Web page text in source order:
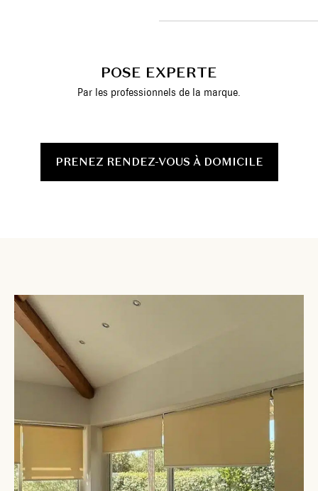
POSE EXPERTE
Par les professionnels de la marque.
PRENEZ RENDEZ-VOUS À DOMICILE